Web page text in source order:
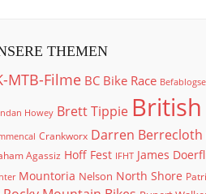
THEMEN
MTB-Filme BC Bike Race
Howey Brett Tippie
Crankworx Darren Berrecloth
Agassiz Hoff Fest IFHT James
Mountoria Nelson North Shore